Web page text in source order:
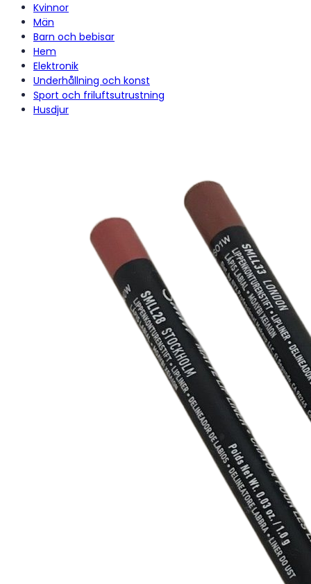
Kvinnor
Män
Barn och bebisar
Hem
Elektronik
Underhållning och konst
Sport och friluftsutrustning
Husdjur